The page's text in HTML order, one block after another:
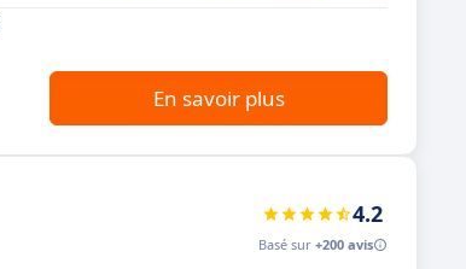
En savoir plus
4.2
Basé sur +200 avis